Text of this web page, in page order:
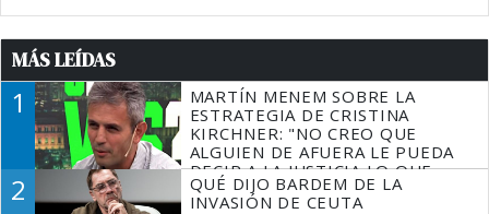
MÁS LEÍDAS
1
MARTÍN MENEM SOBRE LA
ESTRATEGIA DE CRISTINA
KIRCHNER: "NO CREO QUE
ALGUIEN DE AFUERA LE PUEDA
DECIR A LA JUSTICIA LO QUE
TIENE QUE HACER"
2
QUÉ DIJO BARDEM DE LA
INVASIÓN DE CEUTA